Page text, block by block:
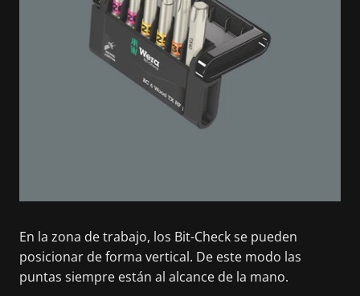
En la zona de trabajo, los Bit-Check se pueden
posicionar de forma vertical. De este modo las
puntas siempre están al alcance de la mano.